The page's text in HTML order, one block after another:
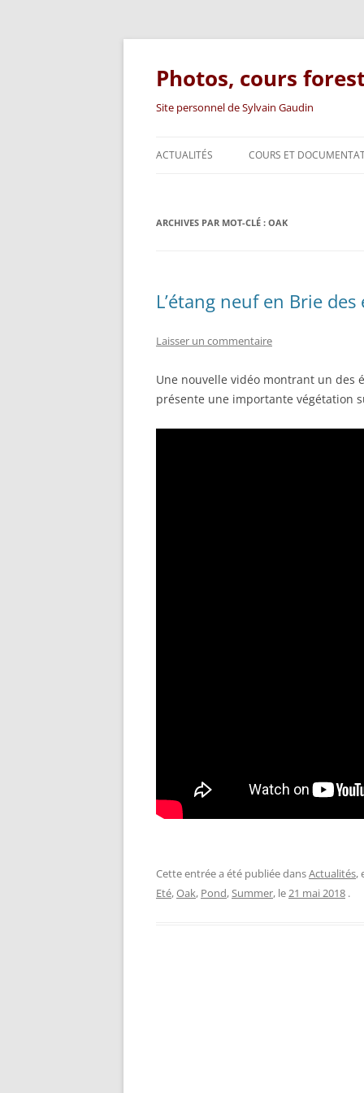
Photos, cours
Site personnel de Sylvain Gaudin
ACTUALITÉS COURS ET
DOCUMENTATION
ARCHIVES PAR MOT-CLÉ : OAK
L’étang neuf en Brie
Laisser un commentaire
Une nouvelle vidéo montrant un des
présente une importante végétation
Cette entrée a été publiée dansActualités,
Eté,Oak, Pond,Summer, le21 mai 2018 .